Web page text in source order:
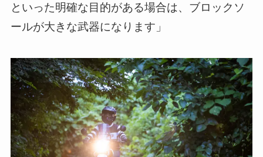
といった明確な目的がある場合は、ブロックソ
ールが大きな武器になります」